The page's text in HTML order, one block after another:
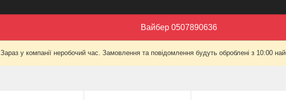
Вайбер 0507890636
Зараз у компанії неробочий час. Замовлення та повідомлення будуть оброблені з 10:00